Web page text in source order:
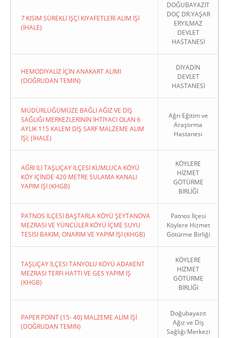
7 KISIM SÜREKLİ İŞÇİ KIYAFETLERİ ALIM İŞİ
(İHALE)
DOĞUBAYAZIT
DOÇ DR.YAŞAR
ERYILMAZ
DEVLET
HASTANESİ
HEMODİYALİZ İÇİN ANAKART ALIMI
(DOĞRUDAN TEMIN)
DİYADİN
DEVLET
HASTANESİ
MÜDÜRLÜĞÜMÜZE BAĞLI AĞIZ VE DİŞ
SAĞLIĞI MERKEZLERİNİN İHTİYACI OLAN 6
AYLIK 115 KALEM DİŞ SARF MALZEME ALIM
İŞİ; (İHALE)
Ağrı Eğitim ve
Araştırma
Hastanesi
AĞRI İLİ TAŞLIÇAY İLÇESİ KUMLUCA KÖYÜ
KÖY İÇİNDE 420 METRE SULAMA KANALI
YAPIM İŞİ (KHGB)
KÖYLERE
HİZMET
GÖTÜRME
BİRLİĞİ
PATNOS İLÇESI BAŞTARLA KÖYÜ ŞEYTANOVA
MEZRASI VE YÜNCÜLER KÖYÜ İÇME SUYU
TESISI BAKIM, ONARIM VE YAPIM İŞI (KHGB)
Patnos İlçesi
Köylere Hizmet
Götürme Birliği
TAŞLIÇAY İLÇESI TANYOLU KÖYÜ ADAKENT
MEZRASI TERFI HATTI VE GES YAPIM İŞ
(KHGB)
KÖYLERE
HİZMET
GÖTÜRME
BİRLİĞİ
PAPER POİNT (15- 40) MALZEME ALIM İŞİ
(DOĞRUDAN TEMIN)
Doğubayazıt
Ağız ve Diş
Sağlığı Merkezi